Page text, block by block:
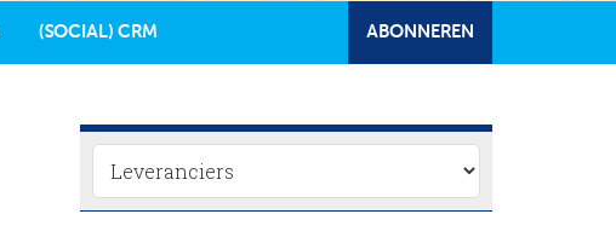
(SOCIAL) CRM ABONNEREN